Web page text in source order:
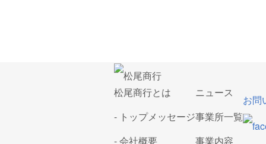
松尾商行とは
- トップメッセージ
- 会社概要
ニュース
事業所一覧
事業内容
お問